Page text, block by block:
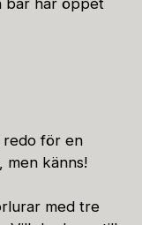
bar har öppet
redo för en
men känns!
med tre